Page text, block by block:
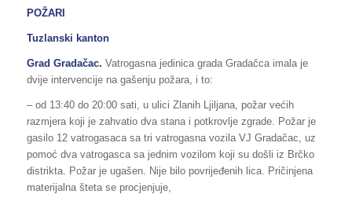
POŽARI
Tuzlanski kanton
Grad Gradačac. Vatrogasna jedinica grada Gradačca imala je
dvije intervencije na gašenju požara, i to:
– od 13:40 do 20:00 sati, u ulici Zlanih Ljiljana, požar većih
razmjera koji je zahvatio dva stana i potkrovlje zgrade. Požar je
gasilo 12 vatrogasaca sa tri vatrogasna vozila VJ Gradačac, uz
pomoć dva vatrogasca sa jednim vozilom koji su došli iz Brčko
distrikta. Požar je ugašen. Nije bilo povrijeđenih lica. Pričinjena
materijalna šteta se procjenjuje,